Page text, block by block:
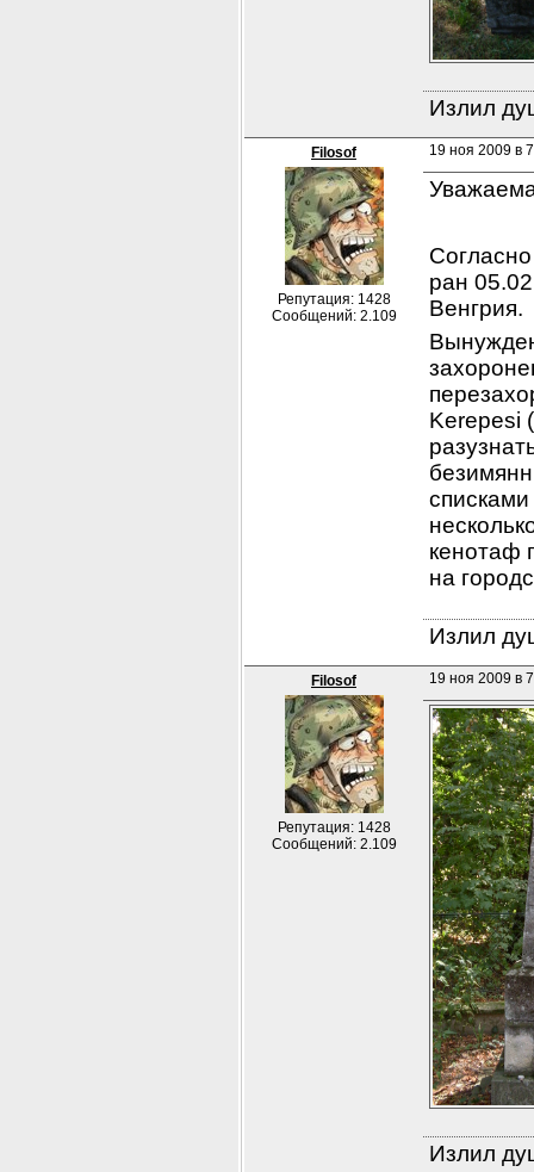
Излил
Filosof
Репутация: 1428
Сообщений: 2.109
19 ноя 2009 в
ран
Венгрия.
Kerepesi
кенотаф
на
Излил
Filosof
Репутация: 1428
Сообщений: 2.109
19 ноя 2009 в
Излил